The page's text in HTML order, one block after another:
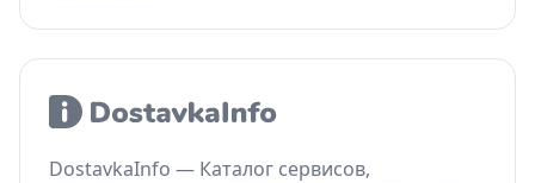
DostavkaInfo — Каталог сервисов,